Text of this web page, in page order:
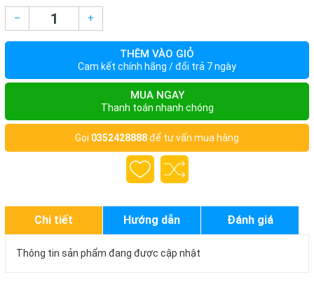
– +
THÊM VÀO GIỎ
Cam kết chính hãng / đổi trả 7 ngày
MUA NGAY
Thanh toán nhanh chóng
Gọi 0352428888để tư vấn mua hàng
Chi tiết Hướng dẫn Đánh giá
Thông tin sản phẩm đang được cập nhật